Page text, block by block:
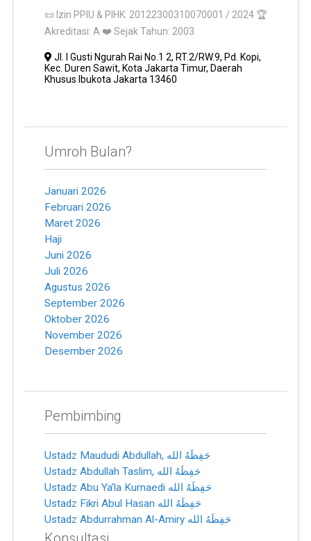
📜 Izin PPIU & PIHK: 20122300310070001 / 2024 🏆
Akreditasi: A ❤️ Sejak Tahun: 2003
Jl. I Gusti Ngurah Rai No.1 2, RT.2/RW.9, Pd. Kopi,
Kec. Duren Sawit, Kota Jakarta Timur, Daerah
Khusus Ibukota Jakarta 13460
Umroh Bulan?
Januari 2026
Februari 2026
Maret 2026
Haji
Juni 2026
Juli 2026
Agustus 2026
September 2026
Oktober 2026
November 2026
Desember 2026
Pembimbing
Ustadz Maududi Abdullah, ﺣَﻔِﻈَﻪُ ﺍﻟﻠﻪ
Ustadz Abdullah Taslim, ﺣَﻔِﻈَﻪُ ﺍﻟﻠﻪ
Ustadz Abu Ya’la Kurnaedi ﺣَﻔِﻈَﻪُ ﺍﻟﻠﻪ
Ustadz Fikri Abul Hasan ﺣَﻔِﻈَﻪُ ﺍﻟﻠﻪ
Ustadz Abdurrahman Al-Amiry ﺣَﻔِﻈَﻪُ ﺍﻟﻠﻪ